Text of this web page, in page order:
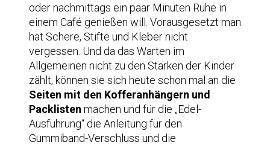
oder nachmittags ein paar Minuten Ruhe in
einem Café genießen will. Vorausgesetzt man
hat Schere, Stifte und Kleber nicht
vergessen. Und da das Warten im
Allgemeinen nicht zu den Stärken der Kinder
zählt, können sie sich heute schon mal an die
Seiten mit den Kofferanhängern und
Packlisten machen und für die „Edel-
Ausführung“ die Anleitung für den
Gummiband-Verschluss und die